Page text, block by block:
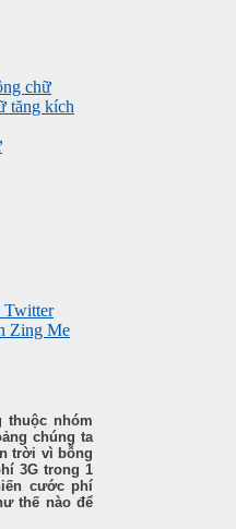
chữ
tăng kích
thuộc nhóm
chúng ta
trời vì bỗng
3G trong 1
cước phí
thế nào để